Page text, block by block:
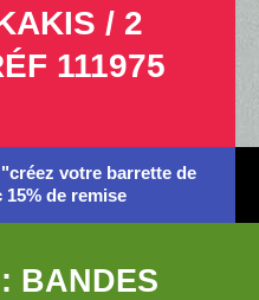
/ 2
111975
votre barrette de
de remise
BANDES